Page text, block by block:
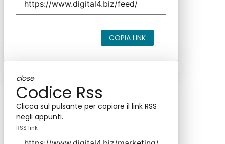
COPIA LINK
close
Codice Rss
Clicca sul pulsante per copiare il link RSS
negli appunti.
RSS link